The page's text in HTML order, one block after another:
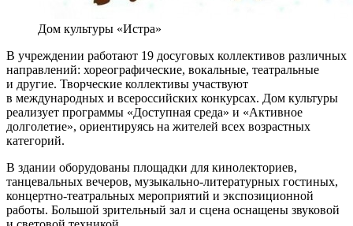
Дом культуры «Истра»
В учреждении работают 19 досуговых коллективов различных
направлений: хореографические, вокальные, театральные
и другие. Творческие коллективы участвуют
в международных и всероссийских конкурсах. Дом культуры
реализует программы «Доступная среда» и «Активное
долголетие», ориентируясь на жителей всех возрастных
категорий.
В здании оборудованы площадки для кинолекториев,
танцевальных вечеров, музыкально-литературных гостиных,
концертно-театральных мероприятий и экспозиционной
работы. Большой зрительный зал и сцена оснащены звуковой